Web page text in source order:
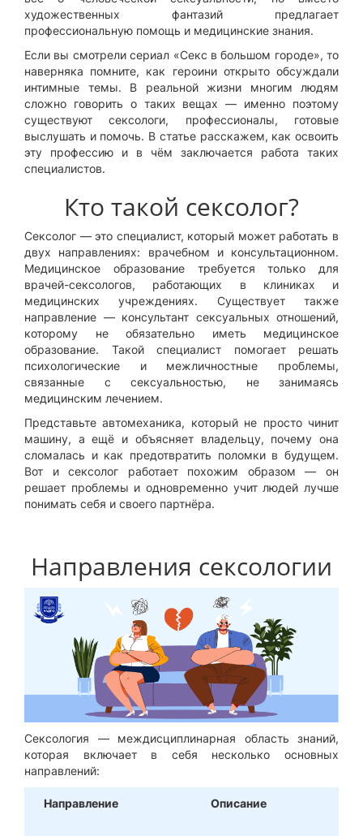
художественных фантазий предлагает
профессиональную помощь и медицинские знания.
Если вы смотрели сериал «Секс в большом городе», то
наверняка помните, как героини открыто обсуждали
интимные темы. В реальной жизни многим людям
сложно говорить о таких вещах — именно поэтому
существуют сексологи, профессионалы, готовые
выслушать и помочь. В статье расскажем, как освоить
эту профессию и в чём заключается работа таких
специалистов.
Кто такой сексолог?
Сексолог — это специалист, который может работать в
двух направлениях: врачебном и консультационном.
Медицинское образование требуется только для
врачей-сексологов, работающих в клиниках и
медицинских учреждениях. Существует также
направление — консультант сексуальных отношений,
которому не обязательно иметь медицинское
образование. Такой специалист помогает решать
психологические и межличностные проблемы,
связанные с сексуальностью, не занимаясь
медицинским лечением.
Представьте автомеханика, который не просто чинит
машину, а ещё и объясняет владельцу, почему она
сломалась и как предотвратить поломки в будущем.
Вот и сексолог работает похожим образом — он
решает проблемы и одновременно учит людей лучше
понимать себя и своего партнёра.
Направления сексологии
Сексология — междисциплинарная область знаний,
которая включает в себя несколько основных
направлений:
Направление Описание